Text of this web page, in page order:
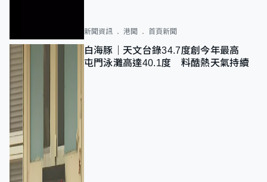
新聞資訊 港聞 首頁新聞
白海豚｜天文台錄34.7度創今年最高
屯門泳灘高達40.1度 料酷熱天氣持續